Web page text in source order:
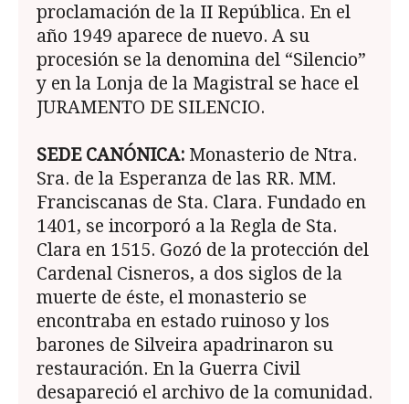
proclamación de la II República. En el
año 1949 aparece de nuevo. A su
procesión se la denomina del “Silencio”
y en la Lonja de la Magistral se hace el
JURAMENTO DE SILENCIO.
SEDE CANÓNICA: Monasterio de Ntra.
Sra. de la Esperanza de las RR. MM.
Franciscanas de Sta. Clara. Fundado en
1401, se incorporó a la Regla de Sta.
Clara en 1515. Gozó de la protección del
Cardenal Cisneros, a dos siglos de la
muerte de éste, el monasterio se
encontraba en estado ruinoso y los
barones de Silveira apadrinaron su
restauración. En la Guerra Civil
desapareció el archivo de la comunidad.